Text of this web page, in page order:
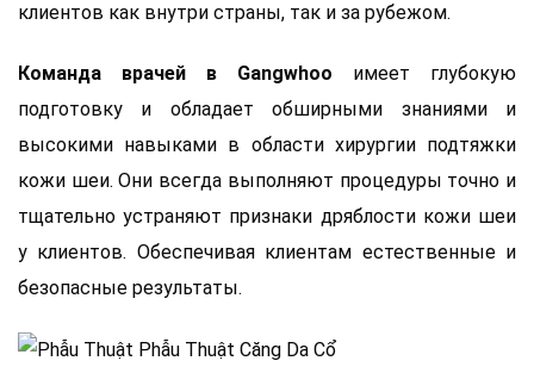
клиентов как внутри страны, так и за рубежом.
Команда врачей в Gangwhoo имеет глубокую
подготовку и обладает обширными знаниями и
высокими навыками в области хирургии подтяжки
кожи шеи. Они всегда выполняют процедуры точно и
тщательно устраняют признаки дряблости кожи шеи
у клиентов. Обеспечивая клиентам естественные и
безопасные результаты.